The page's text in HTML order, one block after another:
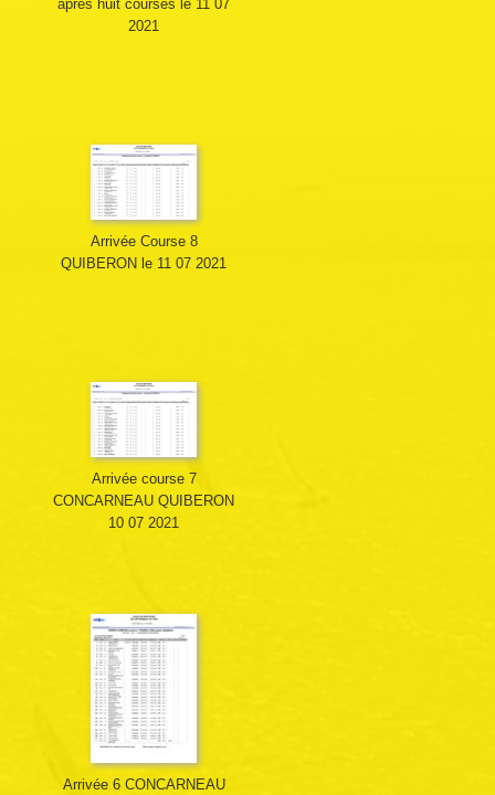
après huit courses le 11 07
2021
Arrivée Course 8
QUIBERON le 11 07 2021
Arrivée course 7
CONCARNEAU QUIBERON
10 07 2021
Arrivée 6 CONCARNEAU